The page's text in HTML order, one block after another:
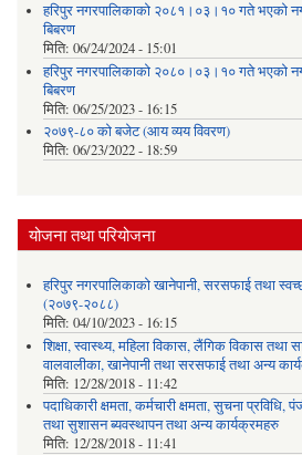
हरिपुर नगरपालिकाको २०८१।०३।१० गते भएको
बिबरण
मिति: 06/24/2024 - 15:01
हरिपुर नगरपालिकाको २०८०।०३।१० गते भएको
बिबरण
मिति: 06/25/2023 - 16:15
२०७९-८० को बजेट (आय व्यय विवरण)
मिति: 06/23/2022 - 18:59
योजना तथा परियोजना
हरिपुर नगरपालिकाको खानेपानी, सरसफाई तथा
(२०७९-२०८८)
मिति: 04/10/2023 - 16:15
शिक्षा, स्वास्थ्य, महिला विकास, लैंगिक विकास तथा
वालवालीका, खानेपानी तथा सरसफाई तथा अन्य
मिति: 12/28/2018 - 11:42
पदाधिकारी क्षमता, कर्मचारी क्षमता, सुचना प्रविधि,
तथा सुशासन ब्यवस्थापन तथा अन्य कार्यक्रमहरु
मिति: 12/28/2018 - 11:41